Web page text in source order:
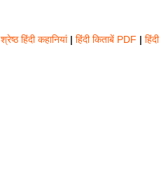
श्रेष्ठ हिंदी कहानियां | हिंदी किताबें PDF |